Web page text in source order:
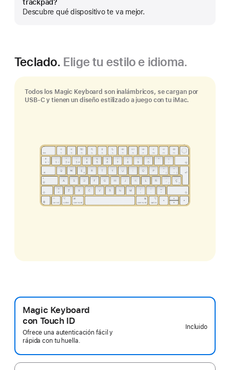
trackpad?
Descubre qué dispositivo te va mejor.
más
Teclado. Elige tu estilo e idioma.
Todos los Magic Keyboard son inalámbricos, se cargan por
USB-C y tienen un diseño estilizado a juego con tu iMac.
Magic Keyboard
con Touch ID
Ofrece una autenticación fácil y
rápida con tu huella.
Incluido